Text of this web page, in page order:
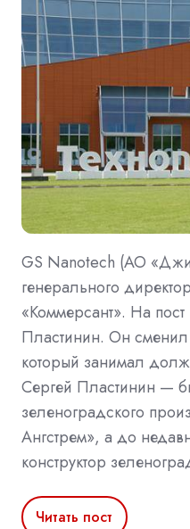
GS Nanotech (АО
генерального
«Коммерсант». На
Пластинин. Он сменил
который занимал
Сергей Пластинин —
зеленоградского
Ангстрем», а до
конструктор
Читать пост